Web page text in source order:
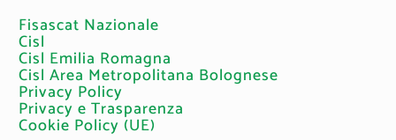
Fisascat Nazionale
Cisl
Cisl Emilia Romagna
Cisl Area Metropolitana Bolognese
Privacy Policy
Privacy e Trasparenza
Cookie Policy (UE)